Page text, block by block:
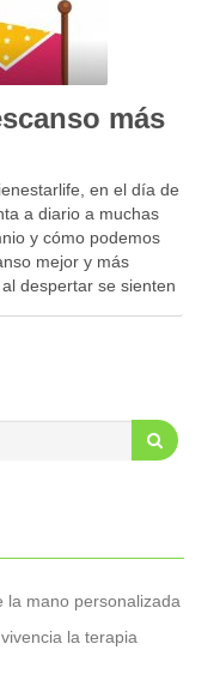
más
en el día de
a diario a muchas
y cómo podemos
mejor y más
despertar se sienten
la mano personalizada
la terapia